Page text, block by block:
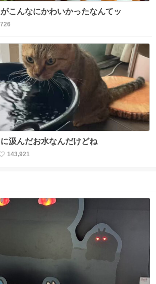
こんなにかわいかったなんてッ
汲んだお水なんだけどね
い
143,921